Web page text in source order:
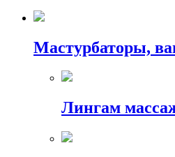
Мастурбаторы,
Лингам